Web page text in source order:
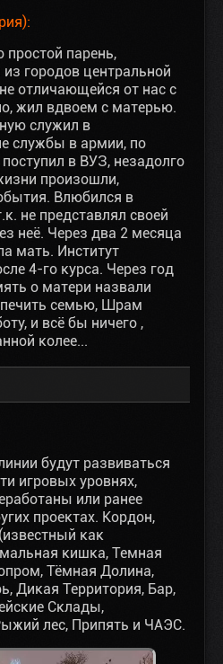
парень,
городов центральной
отличающейся от нас с
жил вдвоем с матерью.
служил в
службы в армии, по
в ВУЗ, незадолго
произошли,
Влюбился в
не представлял своей
неё. Через два 2 месяца
мать. Институт
4-го курса. Через год
о матери назвали
семью, Шрам
и всё бы ничего ,
колее...
будут развиваться
игровых уровнях,
или ранее
проектах. Кордон,
как
кишка, Темная
Тёмная Долина,
Дикая Территория, Бар,
Склады,
лес, Припять и ЧАЭС.